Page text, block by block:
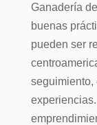
Ganadería
buenas
pueden ser
seguimiento,